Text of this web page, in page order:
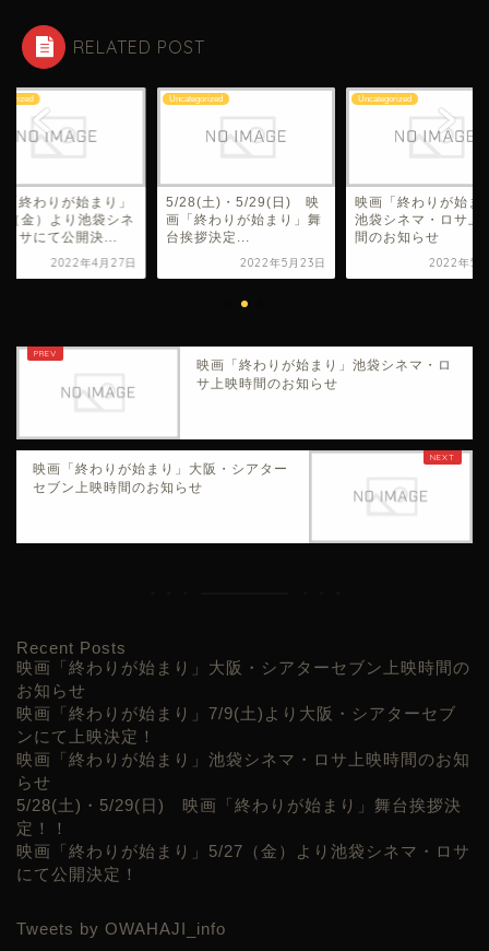
RELATED POST
「終わりが始まり」
（金）より池袋シネ
ロサにて公開決...
2022年4月27日
Uncategorized
5/28(土)・5/29(日) 映
画「終わりが始まり」舞
台挨拶決定...
2022年5月23日
Uncategorized
映画「終わりが始ま
池袋シネマ・ロサ上
間のお知らせ
2022年5
映画「終わりが始まり」池袋シネマ・ロ
サ上映時間のお知らせ
映画「終わりが始まり」大阪・シアター
セブン上映時間のお知らせ
Recent Posts
映画「終わりが始まり」大阪・シアターセブン上映時間の
お知らせ
映画「終わりが始まり」7/9(土)より大阪・シアターセブ
ンにて上映決定！
映画「終わりが始まり」池袋シネマ・ロサ上映時間のお知
らせ
5/28(土)・5/29(日) 映画「終わりが始まり」舞台挨拶決
定！！
映画「終わりが始まり」5/27（金）より池袋シネマ・ロサ
にて公開決定！
Tweets by OWAHAJI_info